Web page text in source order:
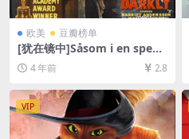
欧美 豆瓣榜单
[犹在镜中]Såsom i en spege
l (1961)[百度网盘+迅雷云盘
资源1080P超清未删减][MP4/
5.7GB][中文字幕]
4 年前 2.8
VIP